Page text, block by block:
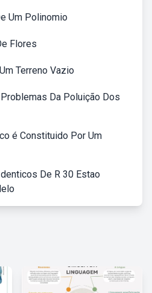
Um Polinomio
Flores
Terreno Vazio
Da Poluição Dos
é Constituido Por Um
De R 30 Estao